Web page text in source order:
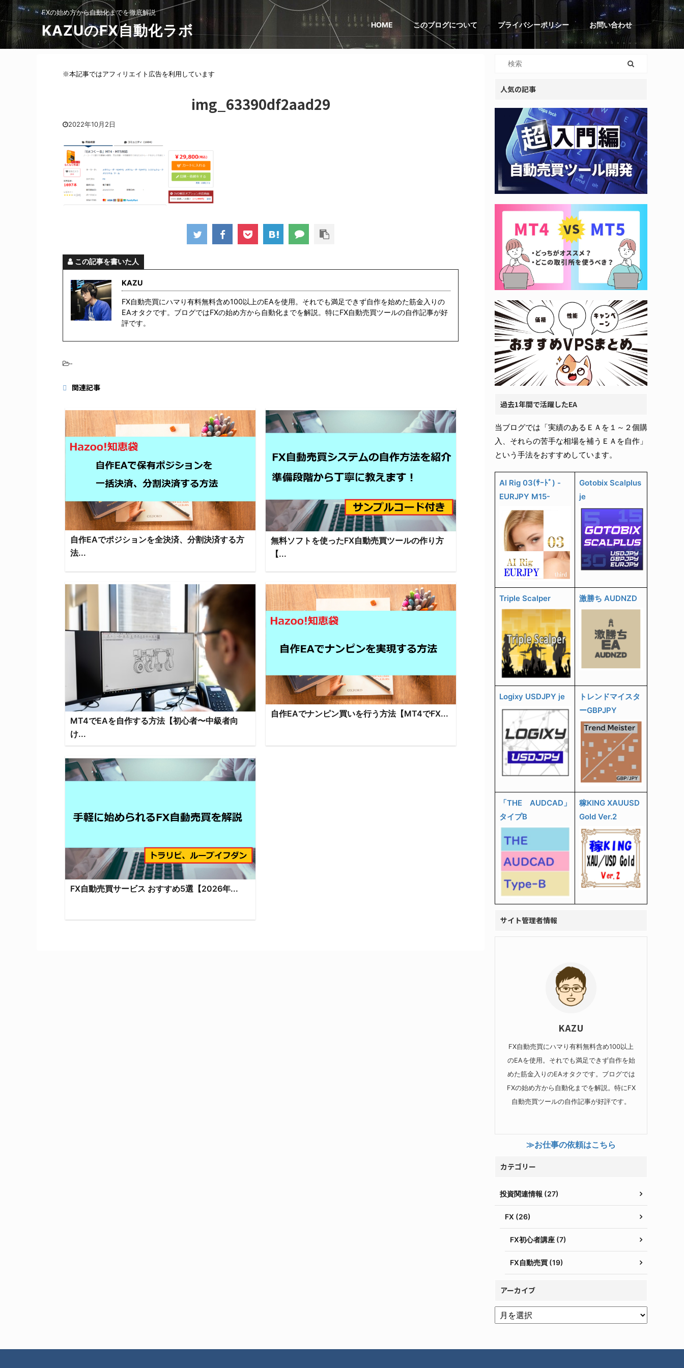
FXの始め方から自動化までを徹底解説
KAZUのFX自動化ラボ HOME このブログについて プライバシーポリシー お問い合わせ
※本記事ではアフィリエイト広告を利用しています
img_63390df2aad29
2022年10月2日
この記事を書いた人
KAZU
FX自動売買にハマり有料無料含め100以上のEAを使用。それでも満足できず自作を始めた筋金入りの
EAオタクです。ブログではFXの始め方から自動化までを解説。特にFX自動売買ツールの自作記事が好
評です。
-
関連記事
自作EAでポジションを全決済、分割決済する方
法...
無料ソフトを使ったFX自動売買ツールの作り方
【...
MT4でEAを自作する方法【初心者〜中級者向
け...
自作EAでナンピン買いを行う方法【MT4でFX...
FX自動売買サービス おすすめ5選【2026年...
人気の記事
過去1年間で活躍したEA
当ブログでは「実績のあるＥＡを１～２個購
入、それらの苦手な相場を補うＥＡを自作」
という手法をおすすめしています。
AI Rig 03(ｻｰﾄﾞ) -
EURJPY M15-
Gotobix Scalplus
je
Triple Scalper 激勝ち AUDNZD
Logixy USDJPY je
トレンドマイスタ
ーGBPJPY
「THE AUDCAD」
タイプB
稼KING XAUUSD
Gold Ver.2
サイト管理者情報
KAZU
FX自動売買にハマり有料無料含め100以上
のEAを使用。それでも満足できず自作を始
めた筋金入りのEAオタクです。ブログでは
FXの始め方から自動化までを解説。特にFX
自動売買ツールの自作記事が好評です。
≫お仕事の依頼はこちら
カテゴリー
投資関連情報 (27)
FX (26)
FX初心者講座 (7)
FX自動売買 (19)
アーカイブ